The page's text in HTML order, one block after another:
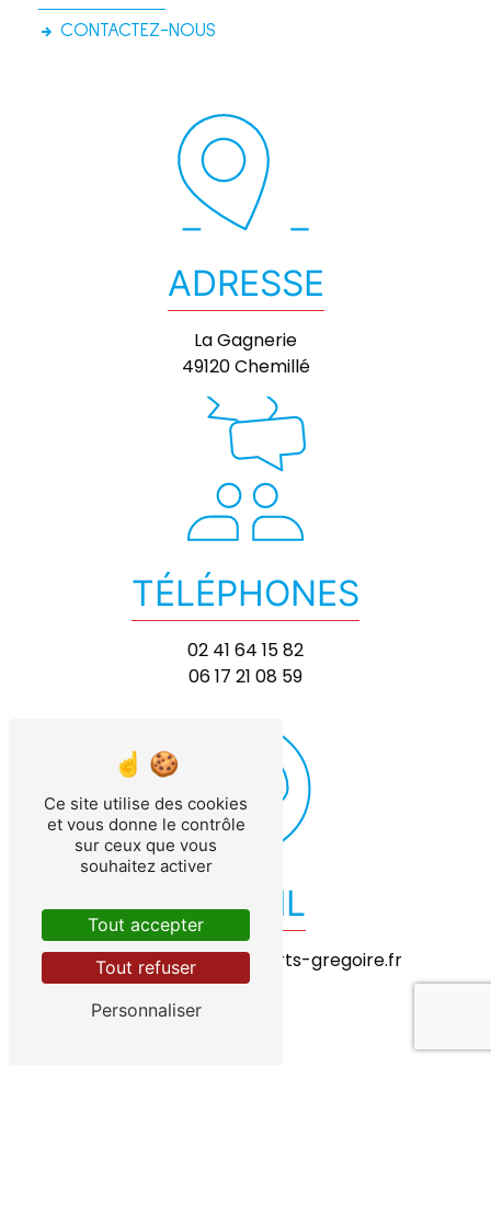
CONTACTEZ-NOUS
ADRESSE
La Gagnerie
49120 Chemillé
TÉLÉPHONES
02 41 64 15 82
06 17 21 08 59
E-MAIL
exploitation@transports-gregoire.fr
Ce site utilise des cookies
et vous donne le contrôle
sur ceux que vous
souhaitez activer
Tout accepter
Tout refuser
Personnaliser